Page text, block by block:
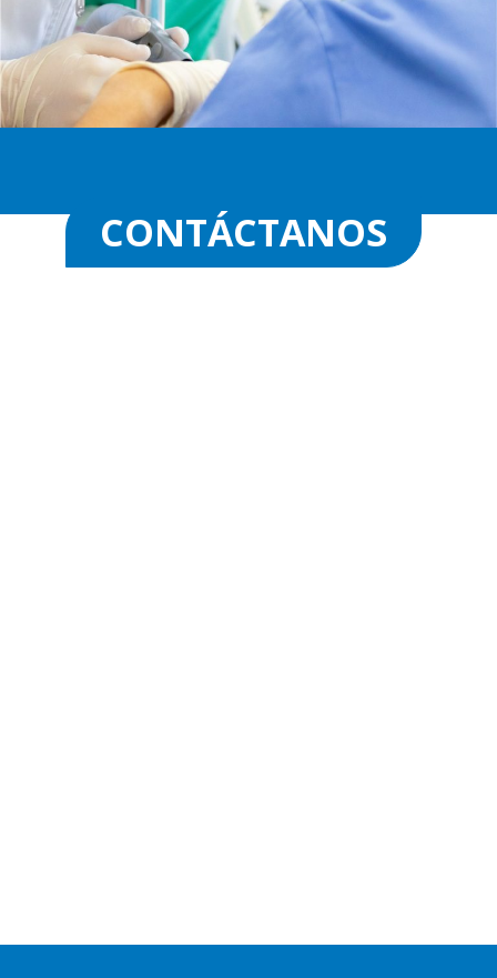
CONTÁCTANOS